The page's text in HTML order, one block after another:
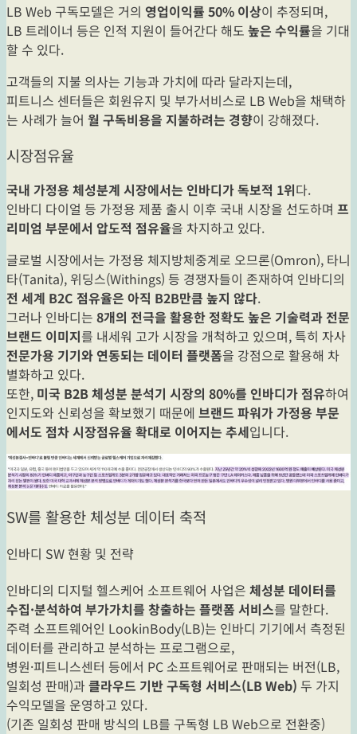
LB Web 구독모델은 거의 영업이익률 50% 이상이 추정되며,
LB 트레이너 등은 인적 지원이 들어간다 해도 높은 수익률을 기대
할 수 있다.
고객들의 지불 의사는 기능과 가치에 따라 달라지는데,
피트니스 센터들은 회원유지 및 부가서비스로 LB Web을 채택하
는 사례가 늘어 월 구독비용을 지불하려는 경향이 강해졌다.
시장점유율
국내 가정용 체성분계 시장에서는 인바디가 독보적 1위다.
인바디 다이얼 등 가정용 제품 출시 이후 국내 시장을 선도하며 프
리미엄 부문에서 압도적 점유율을 차지하고 있다.
글로벌 시장에서는 가정용 체지방체중계로 오므론(Omron), 타니
타(Tanita), 위딩스(Withings) 등 경쟁자들이 존재하여 인바디의
전 세계 B2C 점유율은 아직 B2B만큼 높지 않다.
그러나 인바디는 8개의 전극을 활용한 정확도 높은 기술력과 전문
브랜드 이미지를 내세워 고가 시장을 개척하고 있으며, 특히 자사
전문가용 기기와 연동되는 데이터 플랫폼을 강점으로 활용해 차
별화하고 있다.
또한, 미국 B2B 체성분 분석기 시장의 80%를 인바디가 점유하여
인지도와 신뢰성을 확보했기 때문에 브랜드 파워가 가정용 부문
에서도 점차 시장점유율 확대로 이어지는 추세입니다.
SW를 활용한 체성분 데이터 축적
인바디 SW 현황 및 전략
인바디의 디지털 헬스케어 소프트웨어 사업은 체성분 데이터를
수집·분석하여 부가가치를 창출하는 플랫폼 서비스를 말한다.
주력 소프트웨어인 LookinBody(LB)는 인바디 기기에서 측정된
데이터를 관리하고 분석하는 프로그램으로,
병원·피트니스센터 등에서 PC 소프트웨어로 판매되는 버전(LB,
일회성 판매)과클라우드 기반 구독형 서비스(LB Web) 두 가지
수익모델을 운영하고 있다.
(기존 일회성 판매 방식의 LB를 구독형 LB Web으로 전환중)